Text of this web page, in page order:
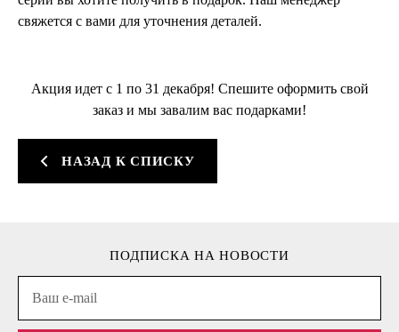
свяжется с вами для уточнения деталей.
Акция идет с 1 по 31 декабря! Спешите оформить свой
заказ и мы завалим вас подарками!
НАЗАД К СПИСКУ
ПОДПИСКА НА НОВОСТИ